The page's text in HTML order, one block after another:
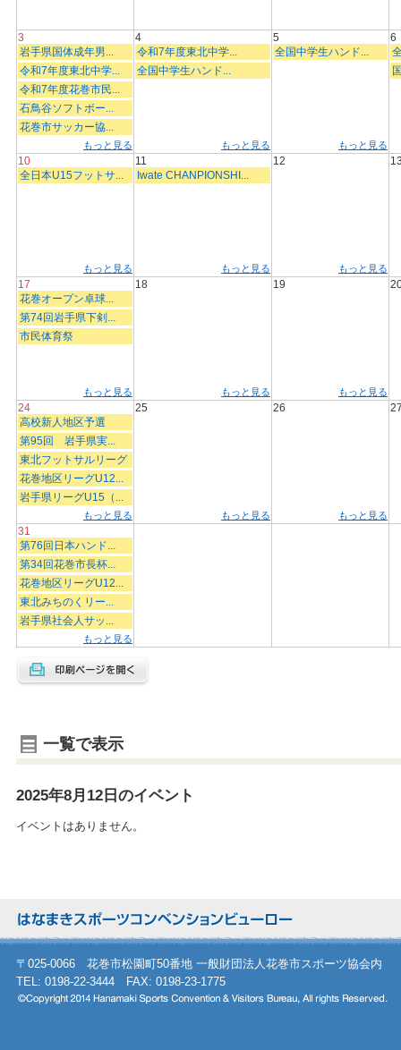
3
岩手県国体成年男...
令和7年度東北中学...
令和7年度花巻市民...
石鳥谷ソフトボー...
花巻市サッカー協...
もっと見る
4
令和7年度東北中学...
全国中学生ハンド...
もっと見る
5
全国中学生ハンド...
もっと見る
6
10
全日本U15フットサ...
もっと見る
11
Iwate CHANPIONSHI...
もっと見る
12
もっと見る
17
花巻オープン卓球...
第74回岩手県下剣...
市民体育祭
もっと見る
18
もっと見る
19
もっと見る
24
高校新人地区予選
第95回 岩手県実...
東北フットサルリーグ
花巻地区リーグU12...
岩手県リーグU15（...
もっと見る
25
もっと見る
26
もっと見る
31
第76回日本ハンド...
第34回花巻市長杯...
花巻地区リーグU12...
東北みちのくリー...
岩手県社会人サッ...
もっと見る
一覧で表示
2025年8月12日のイベント
イベントはありません。
〒025-0066 花巻市松園町50番地 一般財団法人花巻市スポーツ協会内
TEL: 0198-22-3444 FAX: 0198-23-1775